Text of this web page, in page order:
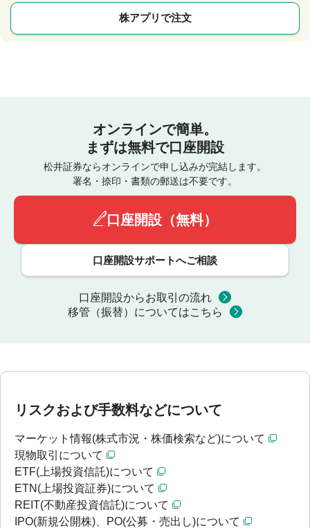
株アプリで注文
オンラインで簡単。
まずは無料で口座開設
松井証券ならオンラインで申し込みが完結します。
署名・捺印・書類の郵送は不要です。
口座開設（無料）
口座開設サポートへご相談
口座開設からお取引の流れ
移管（振替）についてはこちら
リスクおよび手数料などについて
マーケット情報(株式市況・株価検索など)について
現物取引について
ETF(上場投資信託)について
ETN(上場投資証券)について
REIT(不動産投資信託)について
IPO(新規公開株)、PO(公募・売出し)について